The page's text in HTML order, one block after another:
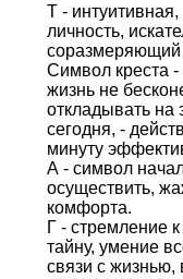
Т - интуитивная,
личность,
соразмеряющий
Символ креста -
жизнь не
откладывать на
сегодня, -
минуту
А - символ
осуществить,
комфорта.
Г - стремление
тайну, умение
связи с жизнью,